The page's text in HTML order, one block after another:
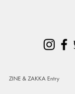
ZINE & ZAKKA Entry